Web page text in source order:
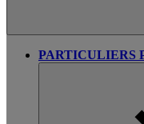
PARTICULIERS